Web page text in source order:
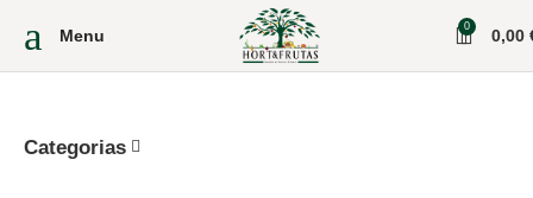
Menu 0 0,00
Categorias